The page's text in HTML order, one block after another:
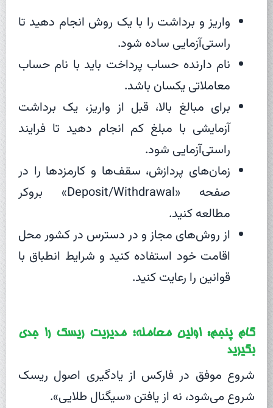
واریز و برداشت را با یک روش انجام دهید تا
راستی‌آزمایی ساده شود.
نام دارنده حساب پرداخت باید با نام حساب
معاملاتی یکسان باشد.
برای مبالغ بالا، قبل از واریز، یک برداشت
آزمایشی با مبلغ کم انجام دهید تا فرایند
راستی‌آزمایی شود.
زمان‌های پردازش، سقف‌ها و کارمزدها را در
صفحه «Deposit/Withdrawal» بروکر
مطالعه کنید.
از روش‌های مجاز و در دسترس در کشور محل
اقامت خود استفاده کنید و شرایط انطباق با
قوانین را رعایت کنید.
گام پنجم: اولین معامله؛ مدیریت ریسک را جدی
بگیرید
شروع موفق در فارکس از یادگیری اصول ریسک
شروع می‌شود، نه از یافتن «سیگنال طلایی».